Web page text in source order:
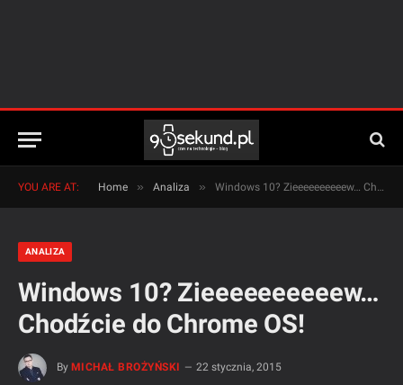
YOU ARE AT: Home » Analiza » Windows 10? Zieeeeeeeeeew… Chodźcie do Chrome OS!
ANALIZA
Windows 10? Zieeeeeeeeeew…
Chodźcie do Chrome OS!
By MICHAŁ BROŻYŃSKI
22 stycznia, 2015